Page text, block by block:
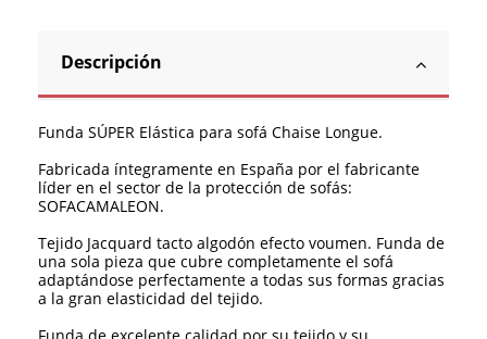
Descripción
Funda SÚPER Elástica para sofá Chaise Longue.
Fabricada íntegramente en España por el fabricante
líder en el sector de la protección de sofás:
SOFACAMALEON.
Tejido Jacquard tacto algodón efecto voumen. Funda de
una sola pieza que cubre completamente el sofá
adaptándose perfectamente a todas sus formas gracias
a la gran elasticidad del tejido.